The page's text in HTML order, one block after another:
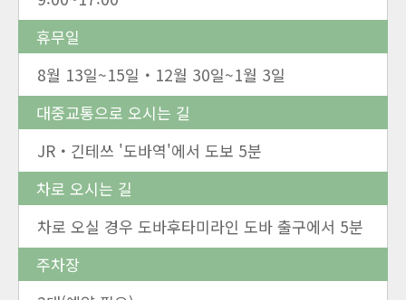
휴무일
8월 13일~15일・12월 30일~1월 3일
대중교통으로 오시는 길
JR・긴테쓰 '도바역'에서 도보 5분
차로 오시는 길
차로 오실 경우 도바후타미라인 도바 출구에서 5분
주차장